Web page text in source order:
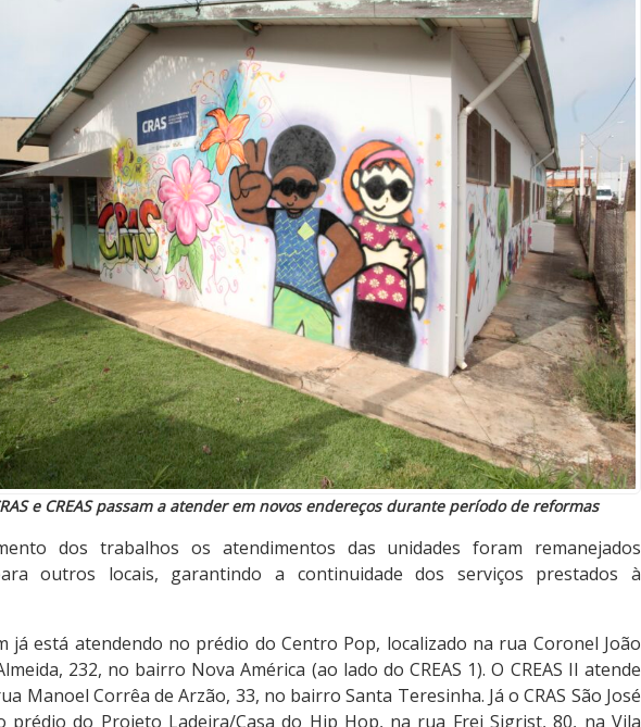
e CREAS passam a atender em novos endereços durante período de reformas
dos trabalhos os atendimentos das unidades foram remanejados
outros locais, garantindo a continuidade dos serviços prestados à
já está atendendo no prédio do Centro Pop, localizado na rua Coronel João
232, no bairro Nova América (ao lado do CREAS 1). O CREAS II atende
Manoel Corrêa de Arzão, 33, no bairro Santa Teresinha. Já o CRAS São José
prédio do Projeto Ladeira/Casa do Hip Hop, na rua Frei Sigrist, 80, na Vila